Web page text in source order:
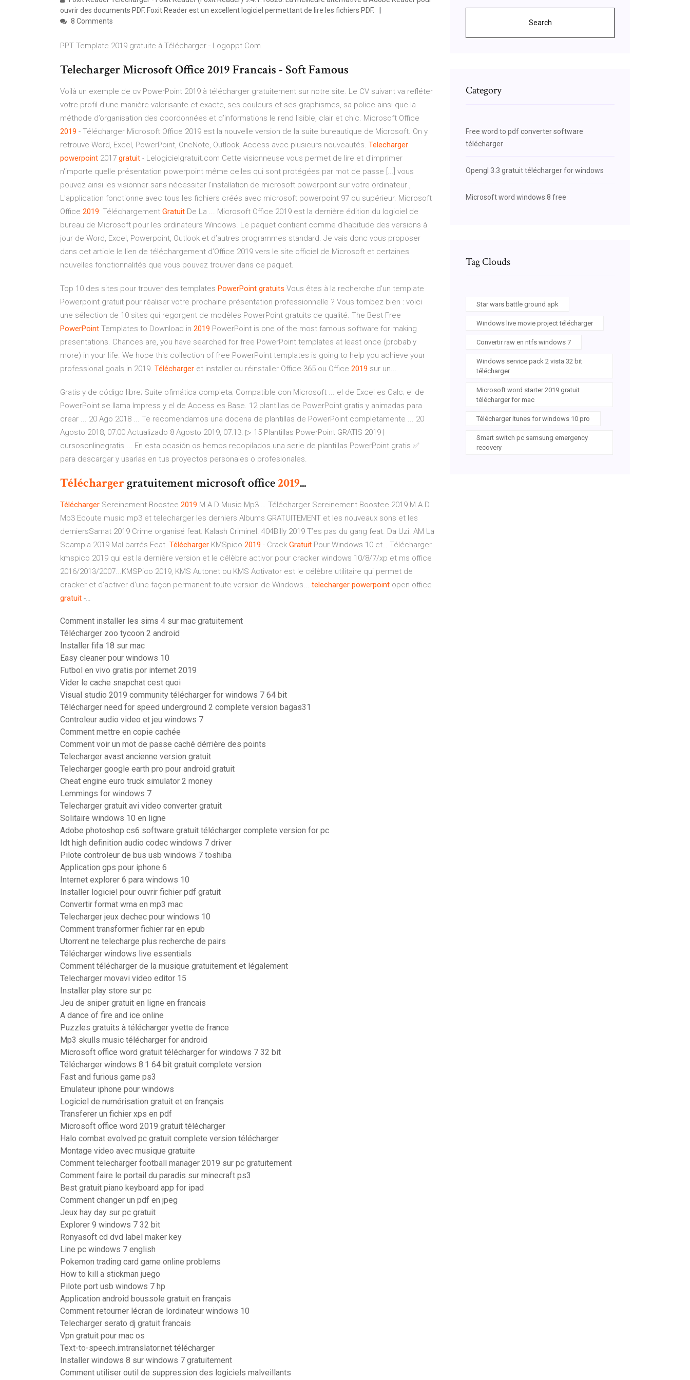
ouvrir des documents PDF. Foxit Reader est un excellent logiciel permettant de lire les fichiers PDF.
8 Comments
PPT Template 2019 gratuite à Télécharger - Logoppt.Com
Telecharger Microsoft Office 2019 Francais - Soft Famous
Voilà un exemple de cv PowerPoint 2019 à télécharger gratuitement sur notre site. Le CV suivant va refléter
votre profil d’une manière valorisante et exacte, ses couleurs et ses graphismes, sa police ainsi que la
méthode d’organisation des coordonnées et d’informations le rend lisible, clair et chic. Microsoft Office
2019 - Télécharger Microsoft Office 2019 est la nouvelle version de la suite bureautique de Microsoft. On y
retrouve Word, Excel, PowerPoint, OneNote, Outlook, Access avec plusieurs nouveautés. Telecharger
powerpoint 2017 gratuit - Lelogicielgratuit.com Cette visionneuse vous permet de lire et d'imprimer
n'importe quelle présentation powerpoint même celles qui sont protégées par mot de passe [...] vous
pouvez ainsi les visionner sans nécessiter l'installation de microsoft powerpoint sur votre ordinateur ,
L'application fonctionne avec tous les fichiers créés avec microsoft powerpoint 97 ou supérieur. Microsoft
Office 2019: Téléchargement Gratuit De La ... Microsoft Office 2019 est la dernière édition du logiciel de
bureau de Microsoft pour les ordinateurs Windows. Le paquet contient comme d’habitude des versions à
jour de Word, Excel, Powerpoint, Outlook et d’autres programmes standard. Je vais donc vous proposer
dans cet article le lien de téléchargement d’Office 2019 vers le site officiel de Microsoft et certaines
nouvelles fonctionnalités que vous pouvez trouver dans ce paquet.
Top 10 des sites pour trouver des templates PowerPoint gratuits Vous êtes à la recherche d'un template
Powerpoint gratuit pour réaliser votre prochaine présentation professionnelle ? Vous tombez bien : voici
une sélection de 10 sites qui regorgent de modèles PowerPoint gratuits de qualité. The Best Free
PowerPoint Templates to Download in 2019 PowerPoint is one of the most famous software for making
presentations. Chances are, you have searched for free PowerPoint templates at least once (probably
more) in your life. We hope this collection of free PowerPoint templates is going to help you achieve your
professional goals in 2019. Télécharger et installer ou réinstaller Office 365 ou Office 2019 sur un...
Gratis y de código libre; Suite ofimática completa; Compatible con Microsoft ... el de Excel es Calc; el de
PowerPoint se llama Impress y el de Access es Base. 12 plantillas de PowerPoint gratis y animadas para
crear ... 20 Ago 2018 ... Te recomendamos una docena de plantillas de PowerPoint completamente ... 20
Agosto 2018, 07:00 Actualizado 8 Agosto 2019, 07:13. ▷ 15 Plantillas PowerPoint GRATIS 2019 |
cursosonlinegratis ... En esta ocasión os hemos recopilados una serie de plantillas PowerPoint gratis ✅
para descargar y usarlas en tus proyectos personales o profesionales.
Téléchargergratuitement microsoft office2019...
Télécharger Sereinement Boostee 2019 M.A.D Music Mp3 … Télécharger Sereinement Boostee 2019 M.A.D
Mp3 Ecoute music mp3 et telecharger les derniers Albums GRATUITEMENT et les nouveaux sons et les
derniersSamat 2019 Crime organisé feat. Kalash Criminel. 404Billy 2019 T’es pas du gang feat. Da Uzi. AM La
Scampia 2019 Mal barrés Feat. Télécharger KMSpico 2019 - Crack Gratuit Pour Windows 10 et… Télécharger
kmspico 2019 qui est la dernière version et le célèbre activor pour cracker windows 10/8/7/xp et ms office
2016/2013/2007...KMSPico 2019, KMS Autonet ou KMS Activator est le célèbre utilitaire qui permet de
cracker et d’activer d’une façon permanent toute version de Windows... telecharger powerpoint open office
gratuit -…
Comment installer les sims 4 sur mac gratuitement
Télécharger zoo tycoon 2 android
Installer fifa 18 sur mac
Easy cleaner pour windows 10
Futbol en vivo gratis por internet 2019
Vider le cache snapchat cest quoi
Visual studio 2019 community télécharger for windows 7 64 bit
Télécharger need for speed underground 2 complete version bagas31
Controleur audio video et jeu windows 7
Comment mettre en copie cachée
Comment voir un mot de passe caché dérrière des points
Telecharger avast ancienne version gratuit
Telecharger google earth pro pour android gratuit
Cheat engine euro truck simulator 2 money
Lemmings for windows 7
Telecharger gratuit avi video converter gratuit
Solitaire windows 10 en ligne
Adobe photoshop cs6 software gratuit télécharger complete version for pc
Idt high definition audio codec windows 7 driver
Pilote controleur de bus usb windows 7 toshiba
Application gps pour iphone 6
Internet explorer 6 para windows 10
Installer logiciel pour ouvrir fichier pdf gratuit
Convertir format wma en mp3 mac
Telecharger jeux dechec pour windows 10
Comment transformer fichier rar en epub
Utorrent ne telecharge plus recherche de pairs
Télécharger windows live essentials
Comment télécharger de la musique gratuitement et légalement
Telecharger movavi video editor 15
Installer play store sur pc
Jeu de sniper gratuit en ligne en francais
A dance of fire and ice online
Puzzles gratuits à télécharger yvette de france
Mp3 skulls music télécharger for android
Microsoft office word gratuit télécharger for windows 7 32 bit
Télécharger windows 8.1 64 bit gratuit complete version
Fast and furious game ps3
Emulateur iphone pour windows
Logiciel de numérisation gratuit et en français
Transferer un fichier xps en pdf
Microsoft office word 2019 gratuit télécharger
Halo combat evolved pc gratuit complete version télécharger
Montage video avec musique gratuite
Comment telecharger football manager 2019 sur pc gratuitement
Comment faire le portail du paradis sur minecraft ps3
Best gratuit piano keyboard app for ipad
Comment changer un pdf en jpeg
Jeux hay day sur pc gratuit
Explorer 9 windows 7 32 bit
Ronyasoft cd dvd label maker key
Line pc windows 7 english
Pokemon trading card game online problems
How to kill a stickman juego
Pilote port usb windows 7 hp
Application android boussole gratuit en français
Comment retourner lécran de lordinateur windows 10
Telecharger serato dj gratuit francais
Vpn gratuit pour mac os
Text-to-speech.imtranslator.net télécharger
Installer windows 8 sur windows 7 gratuitement
Comment utiliser outil de suppression des logiciels malveillants
Search
Category
Free word to pdf converter software
télécharger
Opengl 3.3 gratuit télécharger for windows
Microsoft word windows 8 free
Tag Clouds
Star wars battle ground apk
Windows live movie project télécharger
Convertir raw en ntfs windows 7
Windows service pack 2 vista 32 bit
télécharger
Microsoft word starter 2019 gratuit
télécharger for mac
Télécharger itunes for windows 10 pro
Smart switch pc samsung emergency
recovery